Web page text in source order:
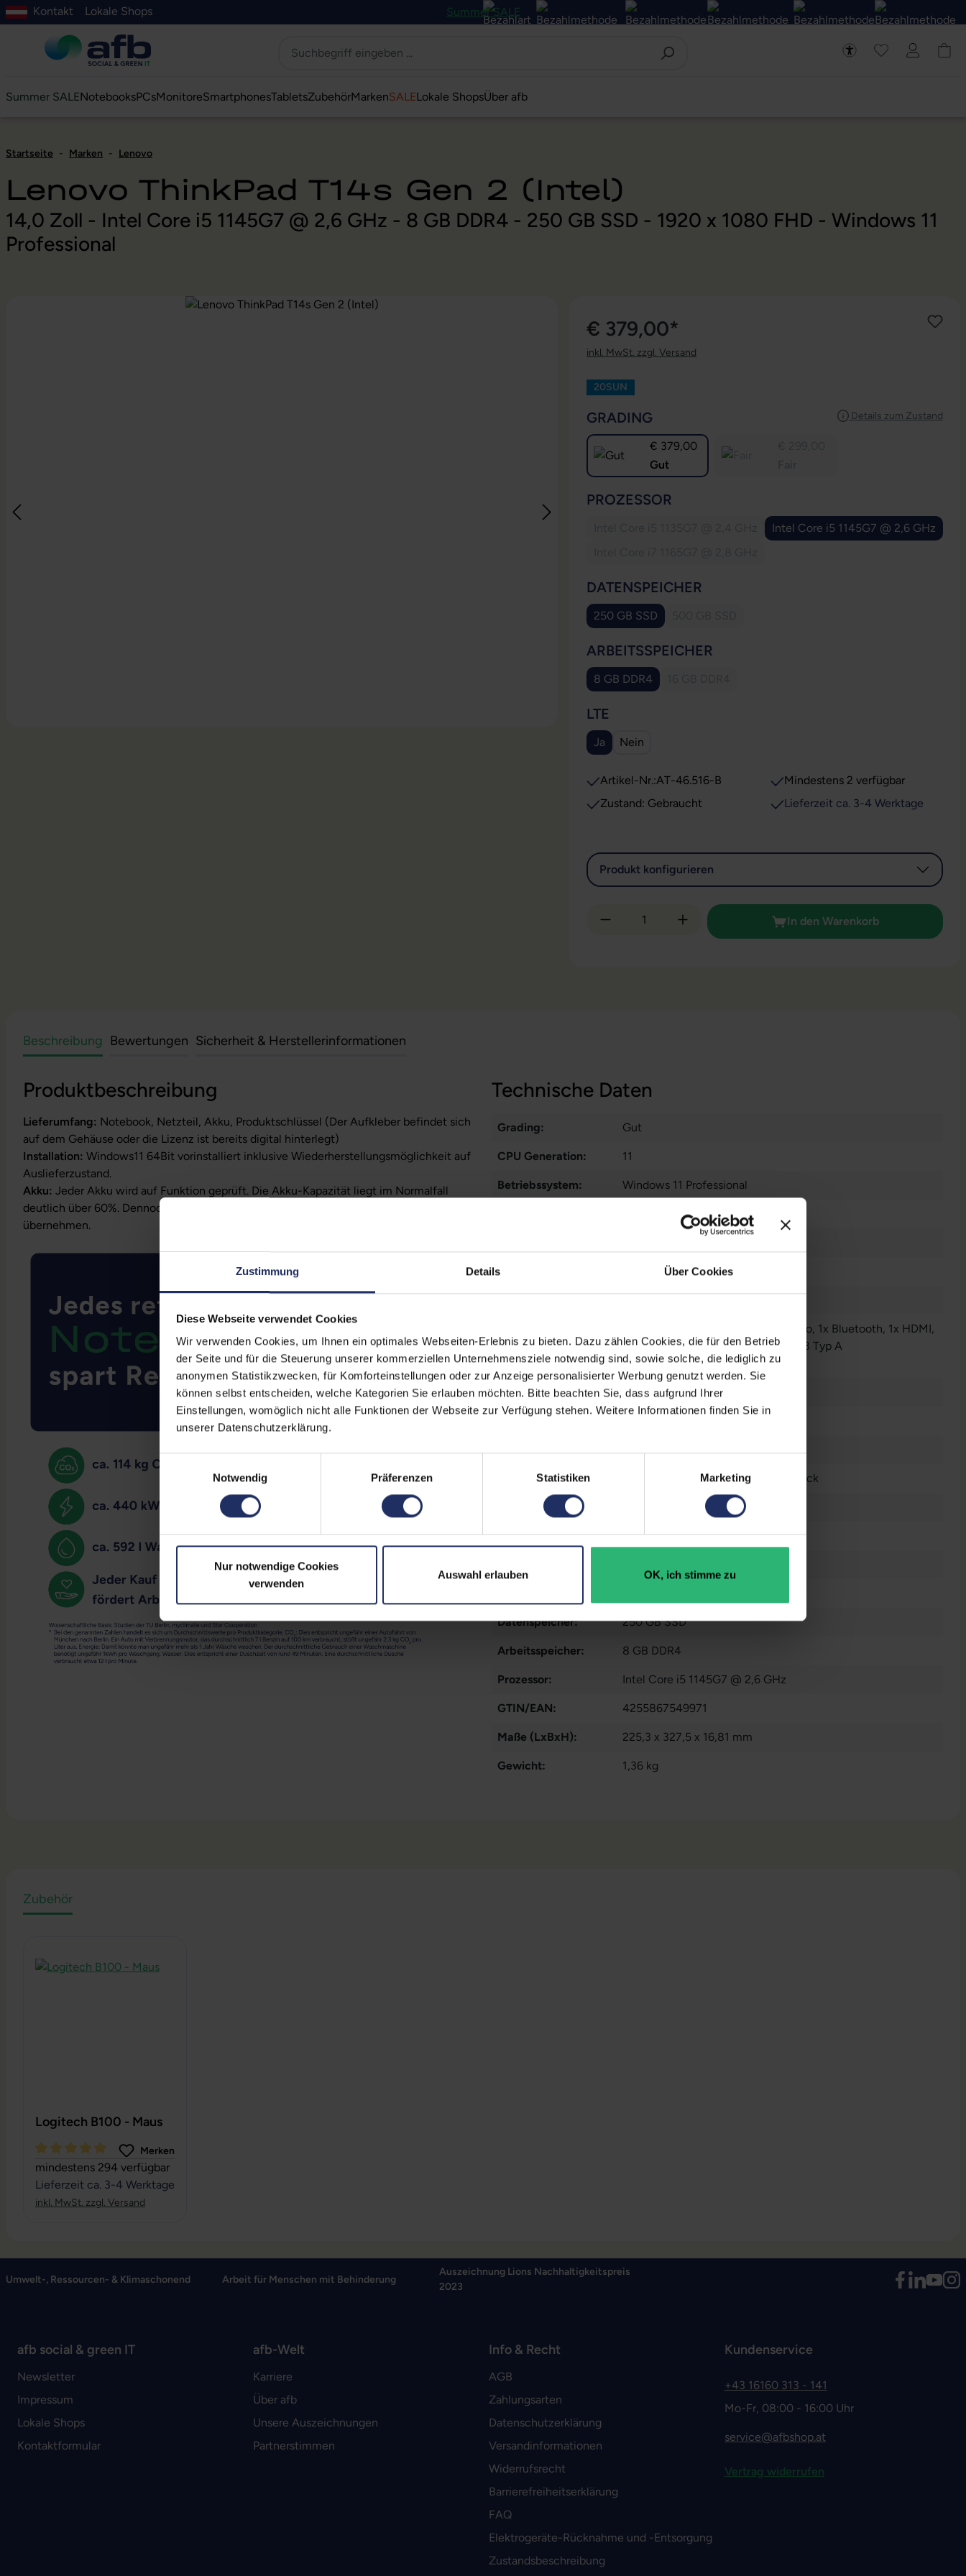
Zustimmung Details Über Cookies
Diese Webseite verwendet Cookies
Wir verwenden Cookies, um Ihnen ein optimales Webseiten-Erlebnis zu bieten. Dazu zählen Cookies, die für den Betrieb
der Seite und für die Steuerung unserer kommerziellen Unternehmensziele notwendig sind, sowie solche, die lediglich zu
anonymen Statistikzwecken, für Komforteinstellungen oder zur Anzeige personalisierter Werbung genutzt werden. Sie
können selbst entscheiden, welche Kategorien Sie erlauben möchten. Bitte beachten Sie, dass aufgrund Ihrer
Einstellungen, womöglich nicht alle Funktionen der Webseite zur Verfügung stehen. Weitere Informationen finden Sie in
unserer Datenschutzerklärung.
Einwilligungsauswahl
Notwendig
Präferenzen Statistiken Marketing
Nur notwendige Cookies
verwenden
Auswahl erlauben OK, ich stimme zu
springen
Suche springen
Zur Hauptnavigation springen
Zur Navigation der B2B-Plattform springen
Kontakt Lokale Shops Summer SALE
Summer SALENotebooksPCsMonitoreSmartphonesTabletsZubehörMarkenSALELokale ShopsÜber afb
Startseite - Marken - Lenovo
Lenovo ThinkPad T14s Gen 2 (Intel)
14,0 Zoll - Intel Core i5 1145G7 @ 2,6 GHz - 8 GB DDR4 - 250 GB SSD - 1920 x 1080 FHD - Windows 11
Professional
€ 379,00*
inkl. MwSt. zzgl. Versand
20SUN
Details zum Zustand
GRADING
€ 379,00
Gut
PROZESSOR
(Diese Option ist zurzeit nicht verfügbar.)
Intel Core i5 1145G7 @ 2,6 GHz
DATENSPEICHER
250 GB SSD
ARBEITSSPEICHER
8 GB DDR4
LTE
Ja Nein
Artikel-Nr.:AT-46.516-B
Zustand: Gebraucht
Mindestens 2 verfügbar
Lieferzeit ca. 3-4 Werktage
Produkt konfigurieren
Produkt Anzahl: Gib den gewünschten Wert ein
In den Warenkorb
Beschreibung Bewertungen Sicherheit & Herstellerinformationen
Produktbeschreibung
Lieferumfang: Notebook, Netzteil, Akku, Produktschlüssel (Der Aufkleber befindet sich
auf dem Gehäuse oder die Lizenz ist bereits digital hinterlegt)
Installation: Windows11 64Bit vorinstalliert inklusive Wiederherstellungsmöglichkeit auf
Auslieferzustand.
Akku: Jeder Akku wird auf Funktion geprüft. Die Akku-Kapazität liegt im Normalfall
deutlich über 60%. Dennoch können wir keine Garantieleistungen auf Akkulaufzeiten
übernehmen.
Technische Daten
Grading: Gut
CPU Generation: 11
Betriebssystem: Windows 11 Professional
Webcam:
1x Audio / Mikrofon - 3.5 mm Combo, 1x Bluetooth, 1x HDMI,
1x W-LAN, 2x Thunderbolt, 2x USB 3 Typ A
Mehr anzeigen
Displaygröße: 14,0 Zoll
Displayauflösung: 1920 x 1080 FHD
Tastaturlayout: Deutsch (QWERTZ) ohne Ziffernblock
Onboard-Grafik: Intel® Iris Xe Graphics
Fingerprintreader: Ja
Datenspeicher: 250 GB SSD
Arbeitsspeicher: 8 GB DDR4
Prozessor: Intel Core i5 1145G7 @ 2,6 GHz
GTIN/EAN: 4255867549971
Maße (LxBxH): 225,3 x 327,5 x 16,81 mm
Gewicht: 1,36 kg
Zubehör
Logitech B100 - Maus
Durchschnittliche Bewertung von 5 von 5 Sternen
Merken
mindestens 294 verfügbar
Lieferzeit ca. 3-4 Werktage
inkl. MwSt. zzgl. Versand
Umwelt-, Ressourcen- & Klimaschonend Arbeit für Menschen mit Behinderung
Auszeichnung Lions Nachhaltigkeitspreis
2023
afb social & green IT
Newsletter
Impressum
Lokale Shops
Kontaktformular
afb-Welt
Karriere
Über afb
Unsere Auszeichnungen
Partnerstimmen
Info & Recht
AGB
Zahlungsarten
Datenschutzerklärung
Versandinformationen
Widerrufsrecht
Barrierefreiheitserklärung
FAQ
Elektrogeräte-Rücknahme und -Entsorgung
Zustandsbeschreibung
Kundenservice
+43 16160 313 - 141
Mo-Fr, 08:00 - 16:00 Uhr
service@afbshop.at
Vertrag widerrufen